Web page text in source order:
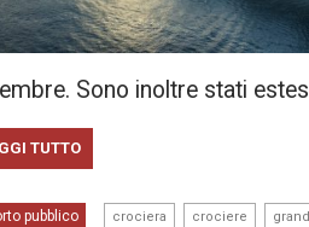
Sono inoltre stati
TUTTO
pubblico crociera crociere